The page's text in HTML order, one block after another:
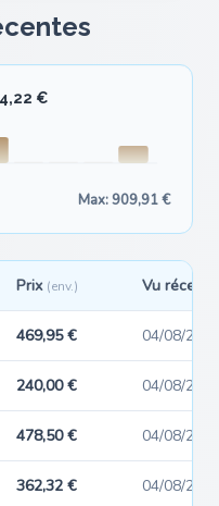
€
Max: 909,91 €
Prix (env.) Vu
469,95 € 04/08/2026
240,00 € 04/08/2026
478,50 € 04/08/2026
362,32 € 04/08/2026